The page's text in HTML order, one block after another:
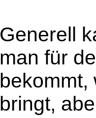
Generell
man für
bekommt,
bringt,